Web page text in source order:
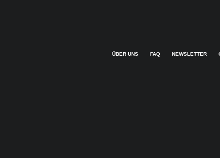
ÜBER UNS FAQ NEWSLETTER